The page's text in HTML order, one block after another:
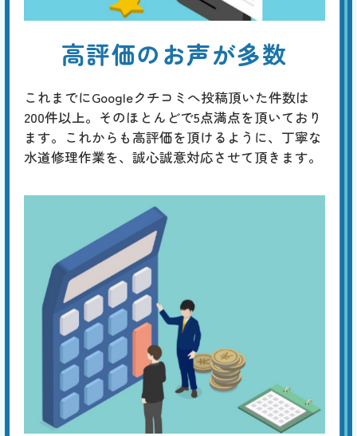
高評価のお声が多数
これまでにGoogleクチコミへ投稿頂いた件数は
200件以上。そのほとんどで5点満点を頂いており
ます。これからも高評価を頂けるように、丁寧な
水道修理作業を、誠心誠意対応させて頂きます。